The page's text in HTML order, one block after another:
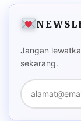
Jangan
sekarang.